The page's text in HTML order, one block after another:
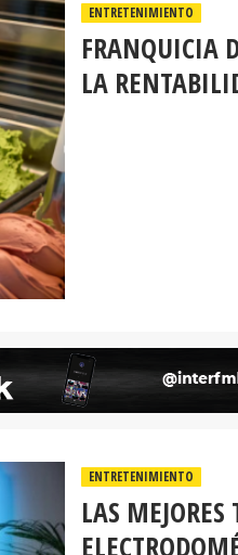
ENTRETENIMIENTO
FRANQUICIA
LA
LAS MEJORES
CÓMO